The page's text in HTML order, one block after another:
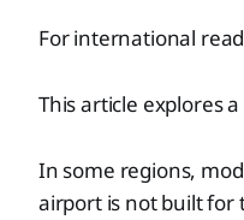
For international
This article explores
In some regions,
airport is not built for